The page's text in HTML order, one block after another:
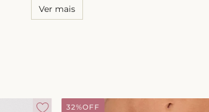
Ver mais
32%OFF